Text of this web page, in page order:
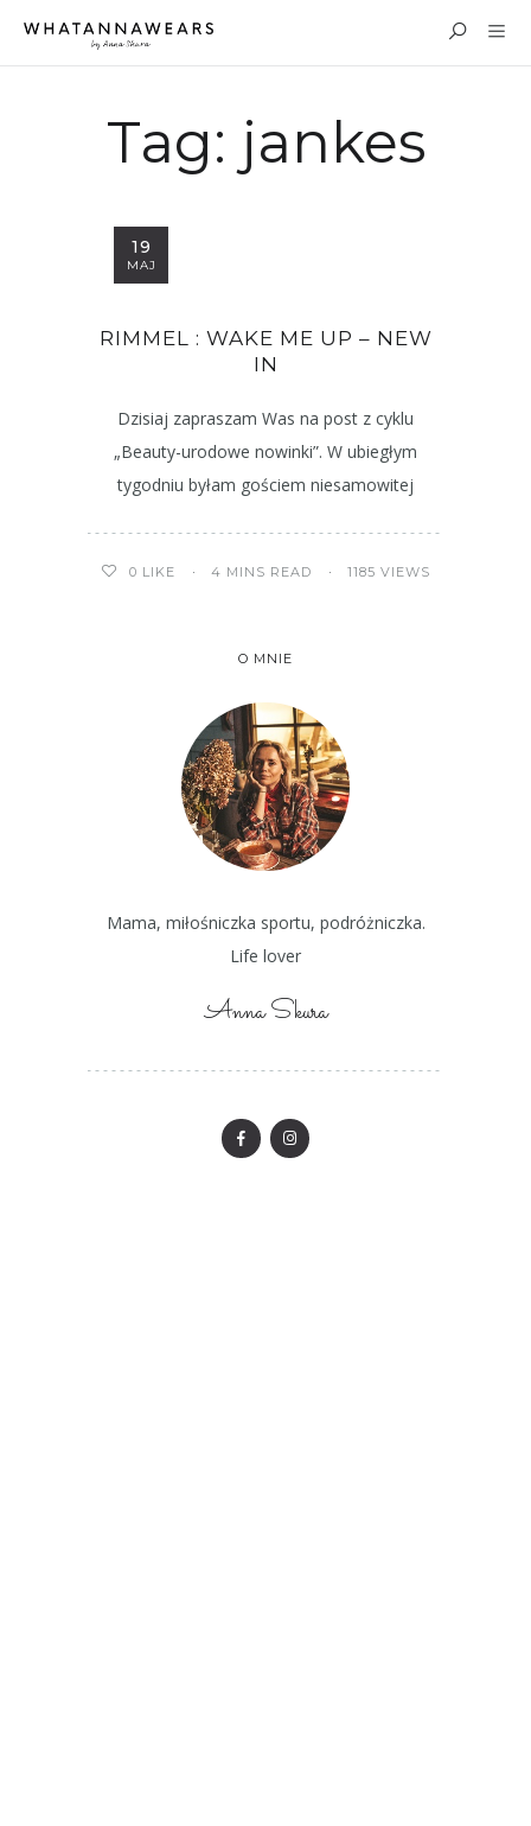
Tag: jankes
19
MAJ
RIMMEL : WAKE ME UP – NEW
IN
Dzisiaj zapraszam Was na post z cyklu
„Beauty-urodowe nowinki”. W ubiegłym
tygodniu byłam gościem niesamowitej
0 LIKE 4 MINS READ 1185 VIEWS
O MNIE
Mama, miłośniczka sportu, podróżniczka.
Life lover
Anna Skura